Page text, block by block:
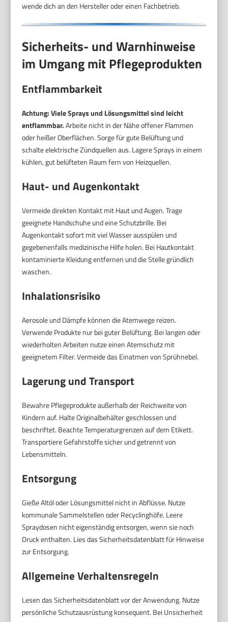
wende dich an den Hersteller oder einen Fachbetrieb.
Sicherheits- und Warnhinweise
im Umgang mit Pflegeprodukten
Entflammbarkeit
Achtung: Viele Sprays und Lösungsmittel sind leicht
entflammbar.Arbeite nicht in der Nähe offener Flammen
oder heißer Oberflächen. Sorge für gute Belüftung und
schalte elektrische Zündquellen aus. Lagere Sprays in einem
kühlen, gut belüfteten Raum fern von Heizquellen.
Haut- und Augenkontakt
Vermeide direkten Kontakt mit Haut und Augen. Trage
geeignete Handschuhe und eine Schutzbrille. Bei
Augenkontakt sofort mit viel Wasser ausspülen und
gegebenenfalls medizinische Hilfe holen. Bei Hautkontakt
kontaminierte Kleidung entfernen und die Stelle gründlich
waschen.
Inhalationsrisiko
Aerosole und Dämpfe können die Atemwege reizen.
Verwende Produkte nur bei guter Belüftung. Bei langen oder
wiederholten Arbeiten nutze einen Atemschutz mit
geeignetem Filter. Vermeide das Einatmen von Sprühnebel.
Lagerung und Transport
Bewahre Pflegeprodukte außerhalb der Reichweite von
Kindern auf. Halte Originalbehälter geschlossen und
beschriftet. Beachte Temperaturgrenzen auf dem Etikett.
Transportiere Gefahrstoffe sicher und getrennt von
Lebensmitteln.
Entsorgung
Gieße Altöl oder Lösungsmittel nicht in Abflüsse. Nutze
kommunale Sammelstellen oder Recyclinghöfe. Leere
Spraydosen nicht eigenständig entsorgen, wenn sie noch
Druck enthalten. Lies das Sicherheitsdatenblatt für Hinweise
zur Entsorgung.
Allgemeine Verhaltensregeln
Lesen das Sicherheitsdatenblatt vor der Anwendung. Nutze
persönliche Schutzausrüstung konsequent. Bei Unsicherheit